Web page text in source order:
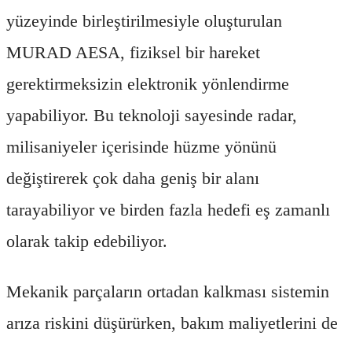
yüzeyinde birleştirilmesiyle oluşturulan
MURAD AESA, fiziksel bir hareket
gerektirmeksizin elektronik yönlendirme
yapabiliyor. Bu teknoloji sayesinde radar,
milisaniyeler içerisinde hüzme yönünü
değiştirerek çok daha geniş bir alanı
tarayabiliyor ve birden fazla hedefi eş zamanlı
olarak takip edebiliyor.
Mekanik parçaların ortadan kalkması sistemin
arıza riskini düşürürken, bakım maliyetlerini de